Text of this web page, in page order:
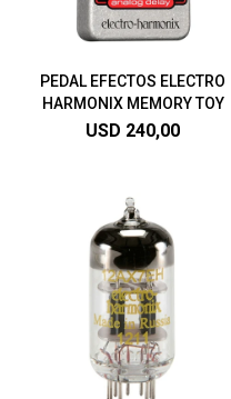
PEDAL EFECTOS ELECTRO
HARMONIX MEMORY TOY
USD 240,00